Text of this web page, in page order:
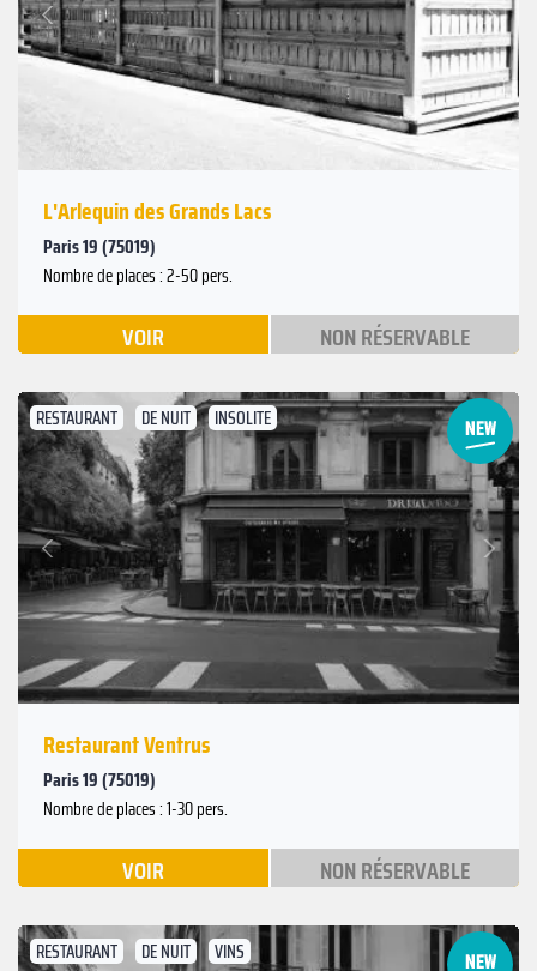
Précédent
L'Arlequin des Grands Lacs
Paris 19 (75019)
Nombre de places : 2-50 pers.
VOIR NON RÉSERVABLE
RESTAURANT DE NUIT INSOLITE
Précédent
Suivant
Restaurant Ventrus
Paris 19 (75019)
Nombre de places : 1-30 pers.
VOIR NON RÉSERVABLE
RESTAURANT DE NUIT VINS